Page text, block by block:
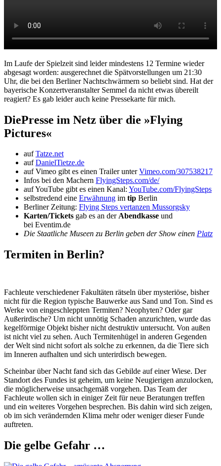
Im Laufe der Spielzeit sind leider mindestens 12 Termine wieder
abgesagt worden: ausgerechnet die Spätvorstellungen um 21:30
Uhr, die bei den Berliner Nachtschwärmern so beliebt sind. Hat der
bayerische Konzertveranstalter Semmel da nicht etwas übereilt
reagiert? Es gab leider auch keine Pressekarte für mich.
DiePresse im Netz über die »Flying
Pictures«
aufTatze.net
aufDanielTietze.de
auf Vimeo gibt es einen Trailer unterVimeo.com/307538217
Infos bei den Machern FlyingSteps.com/de/
auf YouTube gibt es einen Kanal: YouTube.com/FlyingSteps
selbstredend eine Erwähnung im tip Berlin
Berliner Zeitung: Flying Steps vertanzen Mussorgsky
Karten/Tickets gab es an derAbendkasse und
bei Eventim.de
Die Staatliche Museen zu Berlin geben der Show einen Platz
Termiten in Berlin?
Fachleute verschiedener Fakultäten rätseln über mysteriöse, bisher
nicht für die Region typische Bauwerke aus Sand und Ton. Sind es
Werke von eingeschleppten Termiten? Neophyten? Oder gar
Außerirdische? Um nicht unnötig Schaden anzurichten, wurde das
kegelförmige Objekt bisher nicht destruktiv untersucht. Von außen
ist nicht viel zu sehen. Auch Termitenhügel in anderen Gegenden
der Welt sind nicht sofort als solche zu erkennen, da die Tiere sich
im Inneren aufhalten und sich unterirdisch bewegen.
Scheinbar über Nacht fand sich das Gebilde auf einer Wiese. Der
Standort des Fundes ist geheim, um keine Neugierigen anzulocken,
die möglicherweise unsachgemäß vorgehen. Das Team der
Fachleute wollen sich in einiger Zeit für neue Beratungen treffen
und ein weiteres Vorgehen besprechen. Bis dahin wird sich zeigen,
ob im sich verändernden Klima mehr oder weniger dieser Funde
auftreten.
Die gelbe Gefahr …